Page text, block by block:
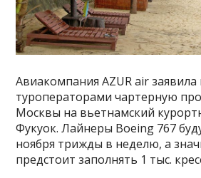
Авиакомпания AZUR air заявила
туроператорами чартерную
Москвы на вьетнамский
Фукуок. Лайнеры Boeing 767
ноября трижды в неделю, а
предстоит заполнять 1 тыс.